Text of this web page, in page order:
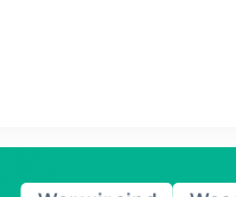
lebendig
werben wir für